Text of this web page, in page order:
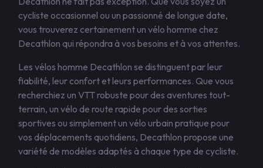
cycliste occasionnel ou un passionné de longue date,
vous trouverez certainement un vélo homme chez
Decathlon qui répondra à vos besoins et à vos attentes.
Les vélos homme Decathlon se distinguent par leur
fiabilité, leur confort et leurs performances. Que vous
recherchiez un VTT robuste pour des aventures tout-
terrain, un vélo de route rapide pour des sorties
sportives ou simplement un vélo urbain pratique pour
vos déplacements quotidiens, Decathlon propose une
variété de modèles adaptés à chaque type de cycliste.